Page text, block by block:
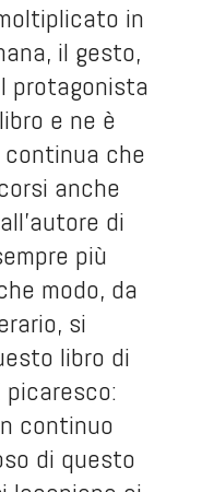
in
il gesto,
protagonista
e ne è
che
anche
di
più
modo, da
si
libro di
continuo
di questo